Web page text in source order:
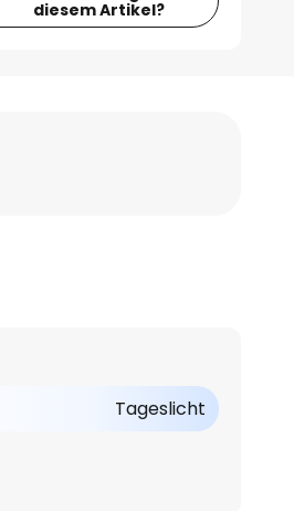
diesem Artikel?
Tageslicht